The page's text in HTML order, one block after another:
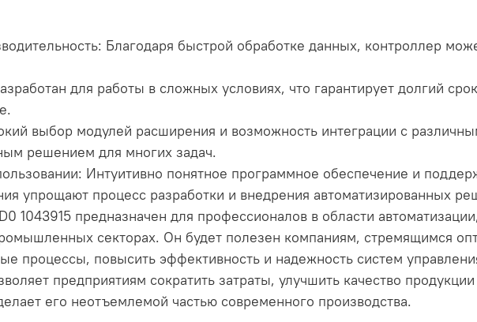
Благодаря быстрой обработке данных, контроллер
для работы в сложных условиях, что гарантирует долгий
выбор модулей расширения и возможность интеграции с
решением для многих задач.
Интуитивно понятное программное обеспечение и
упрощают процесс разработки и внедрения автоматизированных
1043915 предназначен для профессионалов в области
секторах. Он будет полезен компаниям, стремящимся
процессы, повысить эффективность и надежность систем
предприятиям сократить затраты, улучшить качество
его неотъемлемой частью современного производства.